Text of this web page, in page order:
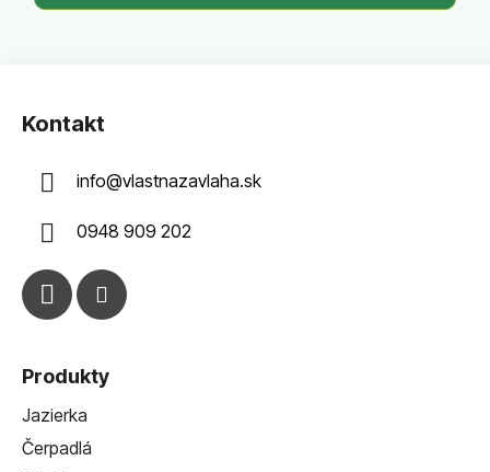
Kontakt
info@vlastnazavlaha.sk
0948 909 202
Produkty
Jazierka
Čerpadlá